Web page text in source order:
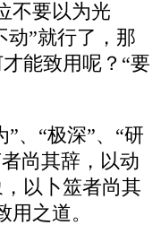
不要以为光
动”就行了，那
能致用呢？“要
”、“极深”、“研
尚其辞，以动
以卜筮者尚其
之道。